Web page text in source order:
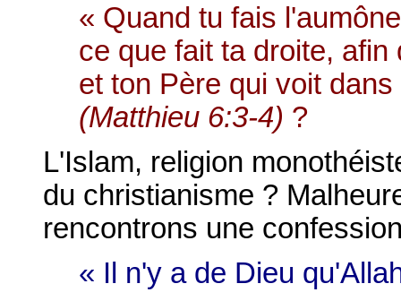
« Quand tu fais
ce que fait ta droite,
et ton Père qui voit
(Matthieu 6:3-4) ?
L'Islam, religion
du christianisme ?
rencontrons une
« Il n'y a de Dieu